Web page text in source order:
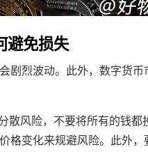
避免损失
剧烈波动。此外，数字货
散风险，不要将所有的钱都
格变化来规避风险。此外